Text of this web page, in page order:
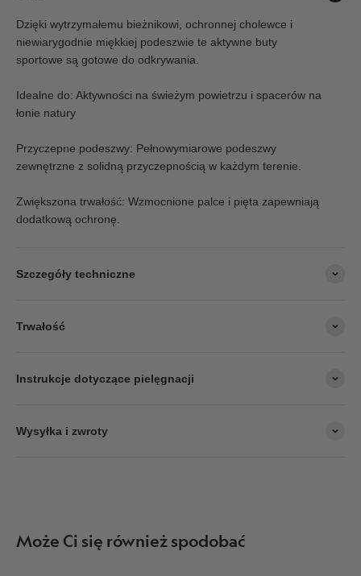
Dzięki wytrzymałemu bieżnikowi, ochronnej cholewce i
niewiarygodnie miękkiej podeszwie te aktywne buty
sportowe są gotowe do odkrywania.
Idealne do: Aktywności na świeżym powietrzu i spacerów na
łonie natury
Przyczepne podeszwy: Pełnowymiarowe podeszwy
zewnętrzne z solidną przyczepnością w każdym terenie.
Zwiększona trwałość: Wzmocnione palce i pięta zapewniają
dodatkową ochronę.
Szczegóły techniczne
Trwałość
Instrukcje dotyczące pielęgnacji
Wysyłka i zwroty
Może Ci się również spodobać